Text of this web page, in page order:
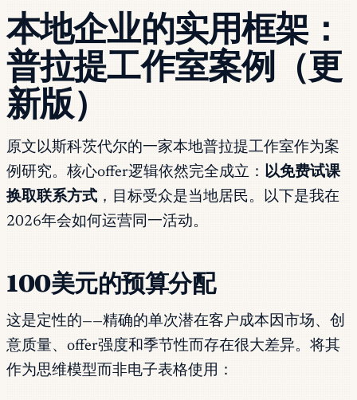
本地企业的实用框架：
普拉提工作室案例（更
新版）
原文以斯科茨代尔的一家本地普拉提工作室作为案
例研究。核心offer逻辑依然完全成立： 以免费试课
换取联系方式 ，目标受众是当地居民。以下是我在
2026年会如何运营同一活动。
100美元的预算分配
这是定性的——精确的单次潜在客户成本因市场、创
意质量、offer强度和季节性而存在很大差异。将其
作为思维模型而非电子表格使用：